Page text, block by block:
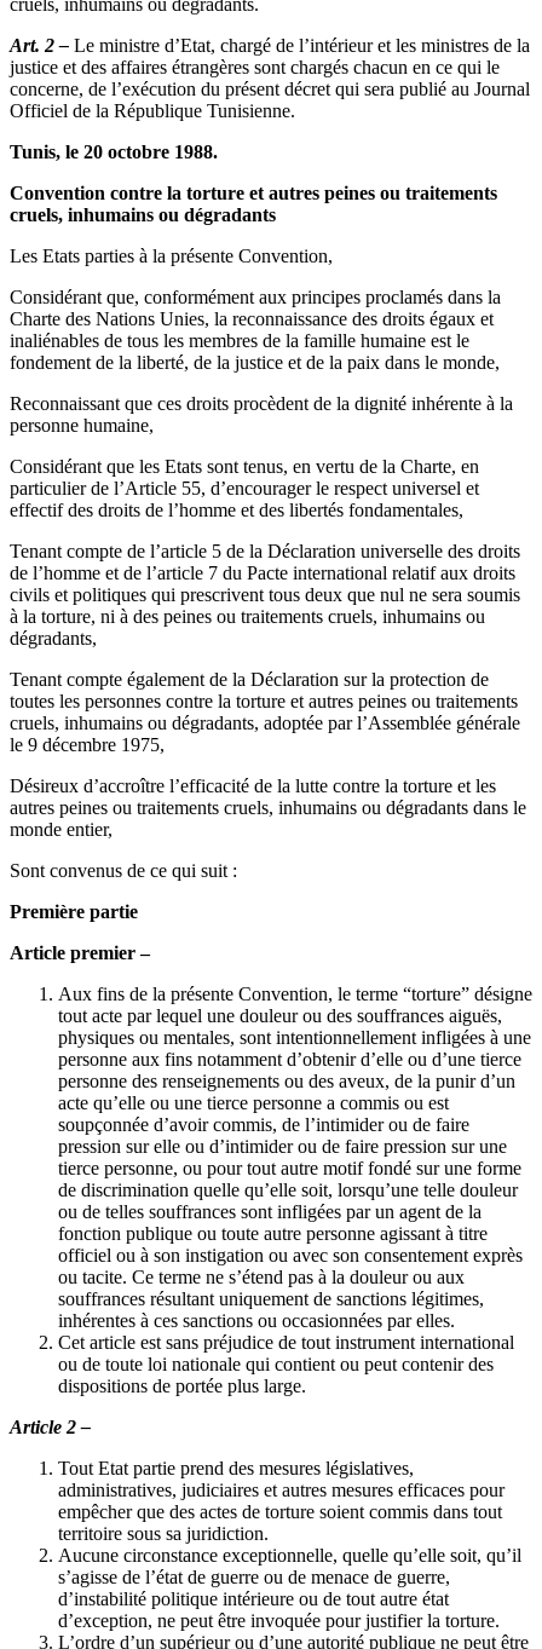
Art. 2 – Le ministre d’Etat, chargé de l’intérieur et les ministres de la
justice et des affaires étrangères sont chargés chacun en ce qui le
concerne, de l’exécution du présent décret qui sera publié au Journal
Officiel de la République Tunisienne.
Tunis, le 20 octobre 1988.
Convention contre la torture et autres peines ou traitements
cruels, inhumains ou dégradants
Les Etats parties à la présente Convention,
Considérant que, conformément aux principes proclamés dans la
Charte des Nations Unies, la reconnaissance des droits égaux et
inaliénables de tous les membres de la famille humaine est le
fondement de la liberté, de la justice et de la paix dans le monde,
Reconnaissant que ces droits procèdent de la dignité inhérente à la
personne humaine,
Considérant que les Etats sont tenus, en vertu de la Charte, en
particulier de l’Article 55, d’encourager le respect universel et
effectif des droits de l’homme et des libertés fondamentales,
Tenant compte de l’article 5 de la Déclaration universelle des droits
de l’homme et de l’article 7 du Pacte international relatif aux droits
civils et politiques qui prescrivent tous deux que nul ne sera soumis
à la torture, ni à des peines ou traitements cruels, inhumains ou
dégradants,
Tenant compte également de la Déclaration sur la protection de
toutes les personnes contre la torture et autres peines ou traitements
cruels, inhumains ou dégradants, adoptée par l’Assemblée générale
le 9 décembre 1975,
Désireux d’accroître l’efficacité de la lutte contre la torture et les
autres peines ou traitements cruels, inhumains ou dégradants dans le
monde entier,
Sont convenus de ce qui suit :
Première partie
Article premier –
Aux fins de la présente Convention, le terme “torture” désigne
tout acte par lequel une douleur ou des souffrances aiguës,
physiques ou mentales, sont intentionnellement infligées à une
personne aux fins notamment d’obtenir d’elle ou d’une tierce
personne des renseignements ou des aveux, de la punir d’un
acte qu’elle ou une tierce personne a commis ou est
soupçonnée d’avoir commis, de l’intimider ou de faire
pression sur elle ou d’intimider ou de faire pression sur une
tierce personne, ou pour tout autre motif fondé sur une forme
de discrimination quelle qu’elle soit, lorsqu’une telle douleur
ou de telles souffrances sont infligées par un agent de la
fonction publique ou toute autre personne agissant à titre
officiel ou à son instigation ou avec son consentement exprès
ou tacite. Ce terme ne s’étend pas à la douleur ou aux
souffrances résultant uniquement de sanctions légitimes,
inhérentes à ces sanctions ou occasionnées par elles.
Cet article est sans préjudice de tout instrument international
ou de toute loi nationale qui contient ou peut contenir des
dispositions de portée plus large.
Article 2 –
Tout Etat partie prend des mesures législatives,
administratives, judiciaires et autres mesures efficaces pour
empêcher que des actes de torture soient commis dans tout
territoire sous sa juridiction.
Aucune circonstance exceptionnelle, quelle qu’elle soit, qu’il
s’agisse de l’état de guerre ou de menace de guerre,
d’instabilité politique intérieure ou de tout autre état
d’exception, ne peut être invoquée pour justifier la torture.
L’ordre d’un supérieur ou d’une autorité publique ne peut être